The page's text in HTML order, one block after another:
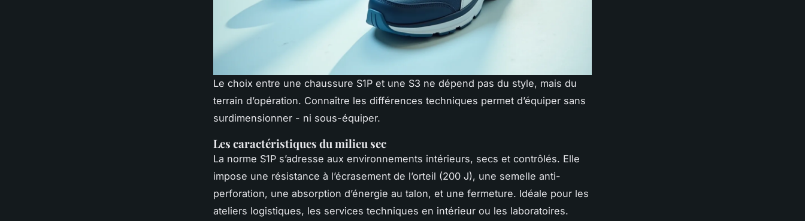
Le choix entre une chaussure S1P et une S3 ne dépend pas du style, mais du
terrain d’opération. Connaître les différences techniques permet d’équiper sans
surdimensionner - ni sous-équiper.
Les caractéristiques du milieu sec
La norme S1P s’adresse aux environnements intérieurs, secs et contrôlés. Elle
impose une résistance à l’écrasement de l’orteil (200 J), une semelle anti-
perforation, une absorption d’énergie au talon, et une fermeture. Idéale pour les
ateliers logistiques, les services techniques en intérieur ou les laboratoires.